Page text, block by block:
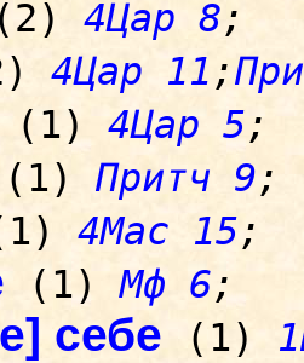
4Цар 8;
4Цар 11 ;
4Цар 5;
(1) Притч 9;
4Mac 15;
(1)Мф 6;
себе (1)